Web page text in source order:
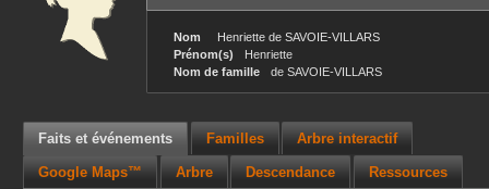
Nom Henriette de SAVOIE-VILLARS
Prénom(s)
Henriette
Nom de famille
de SAVOIE-VILLARS
Faits et événements Familles Arbre interactif
Google Maps™ Arbre Descendance Ressources